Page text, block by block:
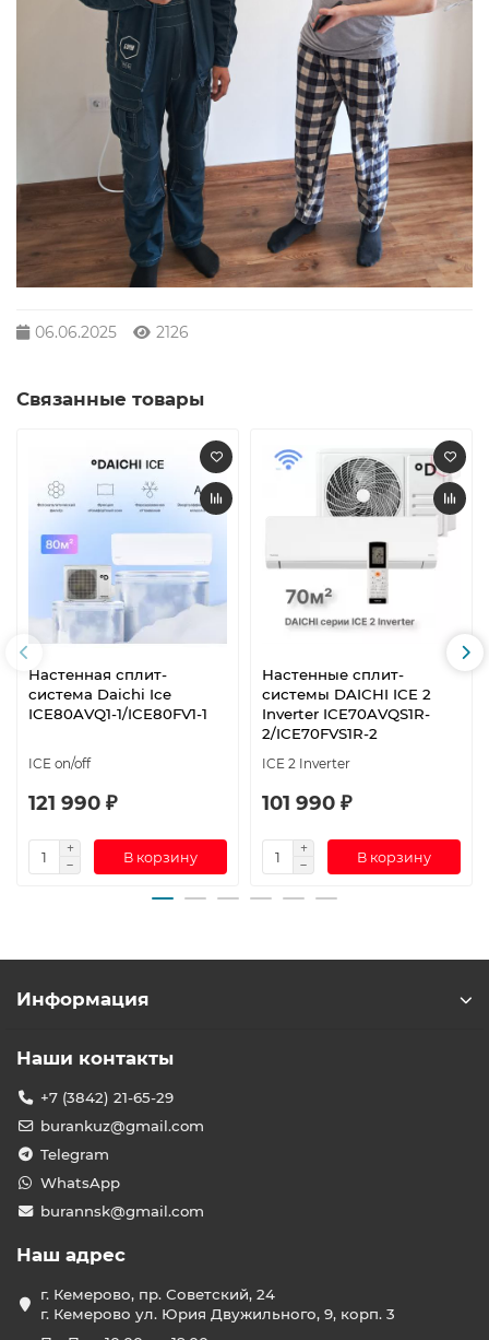
06.06.2025 2126
Связанные товары
Настенная сплит-
система Daichi Ice
ICE80AVQ1-1/ICE80FV1-1
ICE on/off
121 990 ₽
В корзину
Настенные сплит-
системы DAICHI ICE 2
Inverter ICE70AVQS1R-
2/ICE70FVS1R-2
ICE 2 Inverter
101 990 ₽
В корзину
Информация
Наши контакты
+7 (3842) 21-65-29
burankuz@gmail.com
Telegram
WhatsApp
burannsk@gmail.com
Наш адрес
г. Кемерово, пр. Советский, 24
г. Кемерово ул. Юрия Двужильного, 9, корп. 3